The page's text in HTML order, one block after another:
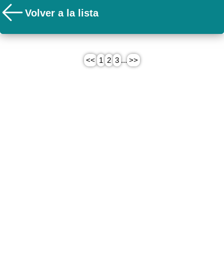
Volver a la lista
<< 1 2 3 ... >>